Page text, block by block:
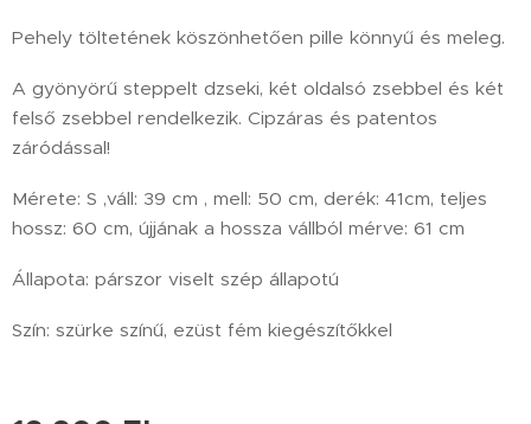
Pehely töltetének köszönhetően pille könnyű és meleg.
A gyönyörű steppelt dzseki, két oldalsó zsebbel és két
felső zsebbel rendelkezik. Cipzáras és patentos
záródással!
Mérete: S ,váll: 39 cm , mell: 50 cm, derék: 41cm, teljes
hossz: 60 cm, újjának a hossza vállból mérve: 61 cm
Állapota: párszor viselt szép állapotú
Szín: szürke színű, ezüst fém kiegészítőkkel